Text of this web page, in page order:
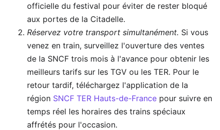
officielle du festival pour éviter de rester bloqué
aux portes de la Citadelle.
Réservez votre transport simultanément. Si vous
venez en train, surveillez l'ouverture des ventes
de la SNCF trois mois à l'avance pour obtenir les
meilleurs tarifs sur les TGV ou les TER. Pour le
retour tardif, téléchargez l'application de la
région SNCF TER Hauts-de-France pour suivre en
temps réel les horaires des trains spéciaux
affrétés pour l'occasion.